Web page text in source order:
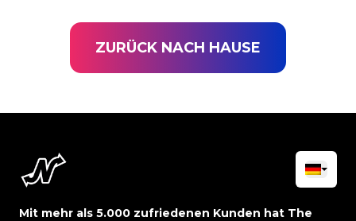
ZURÜCK NACH HAUSE
Mit mehr als 5.000 zufriedenen Kunden hat The